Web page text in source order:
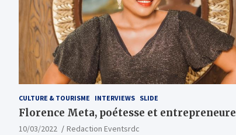
CULTURE & TOURISME INTERVIEWS SLIDE
Florence Meta, poétesse et entrepreneure
10/03/2022
Redaction Eventsrdc